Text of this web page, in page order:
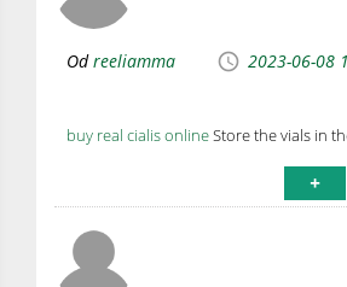
Odreeliamma 2023-06-08
buy real cialis onlineStore the vials in
+